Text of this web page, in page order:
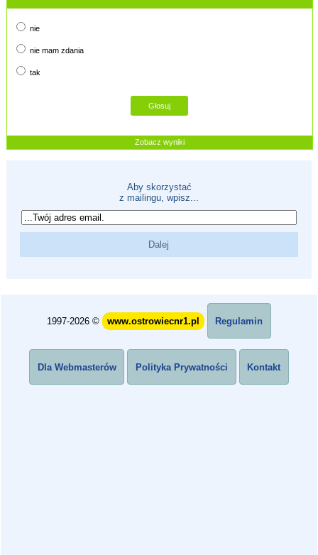
nie
nie mam zdania
tak
Zobacz wyniki
Aby skorzystać
z mailingu, wpisz...
1997-2026 © www.ostrowiecnr1.pl Regulamin
Dla Webmasterów Polityka Prywatności Kontakt